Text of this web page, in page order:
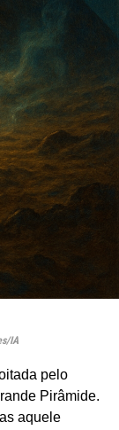
IA
pelo
Pirâmide.
aquele